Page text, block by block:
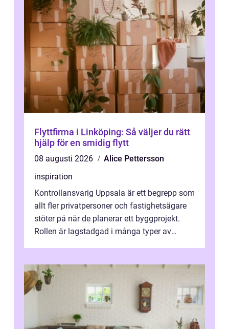
Flyttfirma i Linköping: Så väljer du rätt
hjälp för en smidig flytt
08 augusti 2026
Alice Pettersson
inspiration
Kontrollansvarig Uppsala är ett begrepp som
allt fler privatpersoner och fastighetsägare
stöter på när de planerar ett byggprojekt.
Rollen är lagstadgad i många typer av